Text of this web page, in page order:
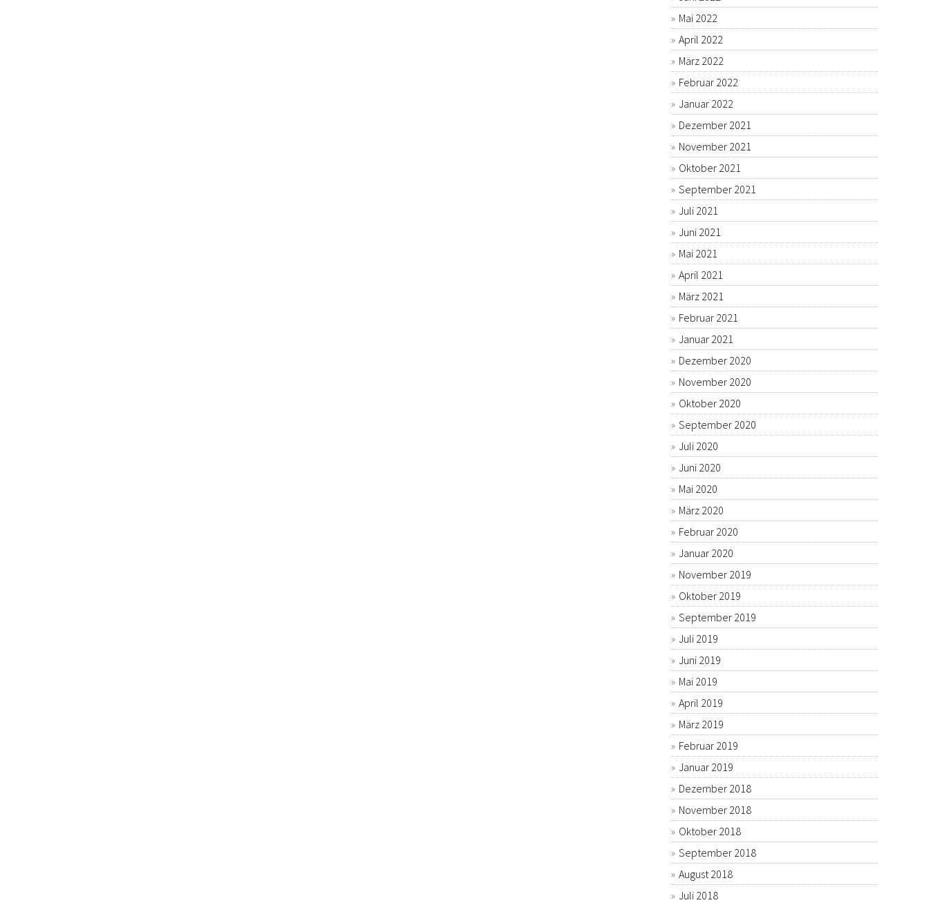
Mai 2022
April 2022
März 2022
Februar 2022
Januar 2022
Dezember 2021
November 2021
Oktober 2021
September 2021
Juli 2021
Juni 2021
Mai 2021
April 2021
März 2021
Februar 2021
Januar 2021
Dezember 2020
November 2020
Oktober 2020
September 2020
Juli 2020
Juni 2020
Mai 2020
März 2020
Februar 2020
Januar 2020
November 2019
Oktober 2019
September 2019
Juli 2019
Juni 2019
Mai 2019
April 2019
März 2019
Februar 2019
Januar 2019
Dezember 2018
November 2018
Oktober 2018
September 2018
August 2018
Juli 2018